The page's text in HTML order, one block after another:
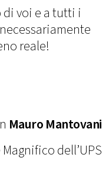
di voi e a tutti i
reale!
Mauro Mantovani
dell’UPS